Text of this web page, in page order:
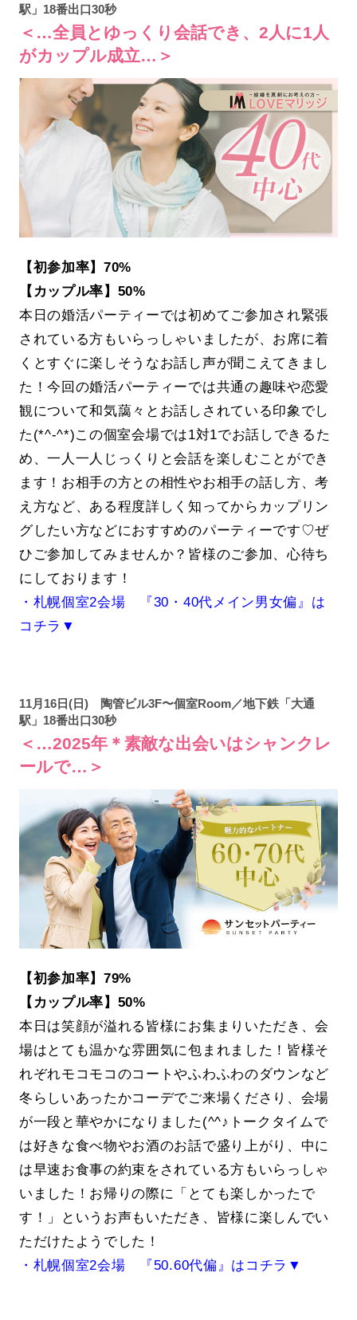
駅」18番出口30秒
＜…全員とゆっくり会話でき、2人に1人
がカップル成立…＞
【初参加率】70%
【カップル率】50%
本日の婚活パーティーでは初めてご参加され緊張
されている方もいらっしゃいましたが、お席に着
くとすぐに楽しそうなお話し声が聞こえてきまし
た！今回の婚活パーティーでは共通の趣味や恋愛
観について和気藹々とお話しされている印象でし
た(*^-^*)この個室会場では1対1でお話しできるた
め、一人一人じっくりと会話を楽しむことができ
ます！お相手の方との相性やお相手の話し方、考
え方など、ある程度詳しく知ってからカップリン
グしたい方などにおすすめのパーティーです♡ぜ
ひご参加してみませんか？皆様のご参加、心待ち
にしております！
・札幌個室2会場 『30・40代メイン男女偏』は
コチラ▼
11月16日(日) 陶管ビル3F〜個室Room／地下鉄「大通
駅」18番出口30秒
＜…2025年＊素敵な出会いはシャンクレ
ールで…＞
【初参加率】79%
【カップル率】50%
本日は笑顔が溢れる皆様にお集まりいただき、会
場はとても温かな雰囲気に包まれました！皆様そ
れぞれモコモコのコートやふわふわのダウンなど
冬らしいあったかコーデでご来場くださり、会場
が一段と華やかになりました(^^♪トークタイムで
は好きな食べ物やお酒のお話で盛り上がり、中に
は早速お食事の約束をされている方もいらっしゃ
いました！お帰りの際に「とても楽しかったで
す！」というお声もいただき、皆様に楽しんでい
ただけたようでした！
・札幌個室2会場 『50.60代偏』はコチラ▼